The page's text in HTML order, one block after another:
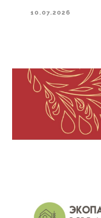
10.07.2026